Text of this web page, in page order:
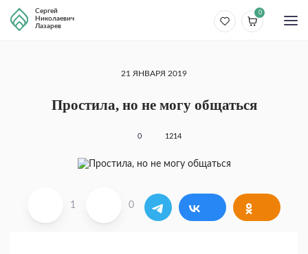
Сергей
Николаевич
Лазарев
0
21 ЯНВАРЯ 2019
Простила, но не могу общаться
0 1214
1 0